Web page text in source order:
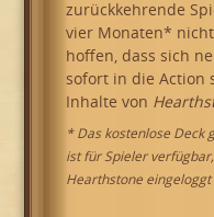
zurückkehrende
vier Monaten*
hoffen, dass sich
sofort in die Action
Inhalte von
* Das kostenlose Deck
ist für Spieler
Hearthstone